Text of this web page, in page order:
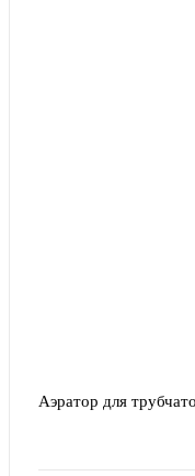
Аэратор для